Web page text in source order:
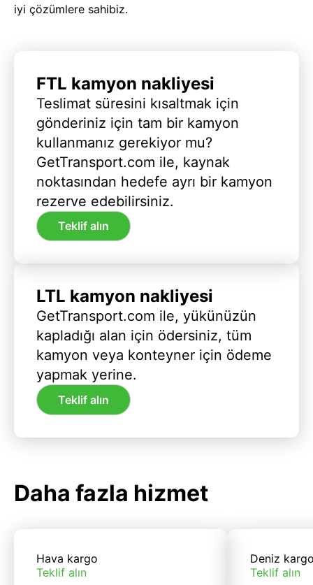
iyi çözümlere sahibiz.
FTL kamyon nakliyesi
Teslimat süresini kısaltmak için
gönderiniz için tam bir kamyon
kullanmanız gerekiyor mu?
GetTransport.com ile, kaynak
noktasından hedefe ayrı bir kamyon
rezerve edebilirsiniz.
Teklif alın
LTL kamyon nakliyesi
GetTransport.com ile, yükünüzün
kapladığı alan için ödersiniz, tüm
kamyon veya konteyner için ödeme
yapmak yerine.
Teklif alın
Daha fazla hizmet
Hava kargo
Teklif alın
Deniz
Teklif alın